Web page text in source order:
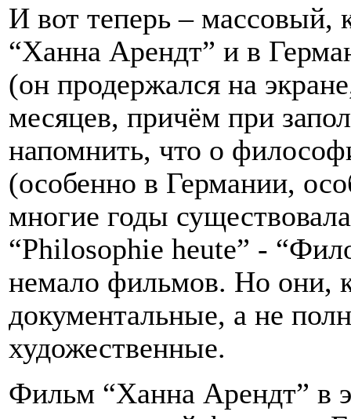
И вот теперь – массовый,
“Ханна Арендт” и в
(он продержался на
месяцев, причём при
напомнить, что о
(особенно в Германии,
многие годы
“Philosophie heute” -
немало фильмов. Но они,
документальные, а не
художественные.
Фильм “Ханна Арендт” в